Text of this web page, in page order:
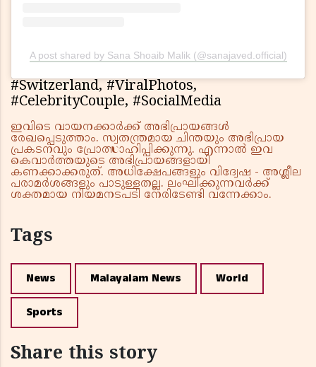
A post shared by Sana Shoaib Malik (@sanajaved.official)
#Switzerland, #ViralPhotos,
#CelebrityCouple, #SocialMedia
ഇവിടെ വായനക്കാർക്ക് അഭിപ്രായങ്ങൾ
രേഖപ്പെടുത്താം. സ്വതന്ത്രമായ ചിന്തയും അഭിപ്രായ
പ്രകടനവും പ്രോത്സാഹിപ്പിക്കുന്നു. എന്നാൽ ഇവ
കെവാർത്തയുടെ അഭിപ്രായങ്ങളായി
കണക്കാക്കരുത്. അധിക്ഷേപങ്ങളും വിദ്വേഷ - അശ്ലീല
പരാമർശങ്ങളും പാടുള്ളതല്ല. ലംഘിക്കുന്നവർക്ക്
ശക്തമായ നിയമനടപടി നേരിടേണ്ടി വന്നേക്കാം.
Tags
News Malayalam News World
Sports
Share this story